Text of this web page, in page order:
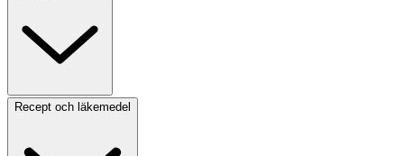
Recept och läkemedel